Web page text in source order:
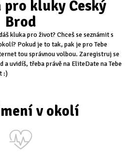
pro kluky Český
Brod
kluka pro život? Chceš se seznámit s
Pokud je to tak, pak je pro Tebe
tou správnou volbou. Zaregistruj se
a uvidíš, třeba právě na EliteDate na Tebe
:)
v okolí